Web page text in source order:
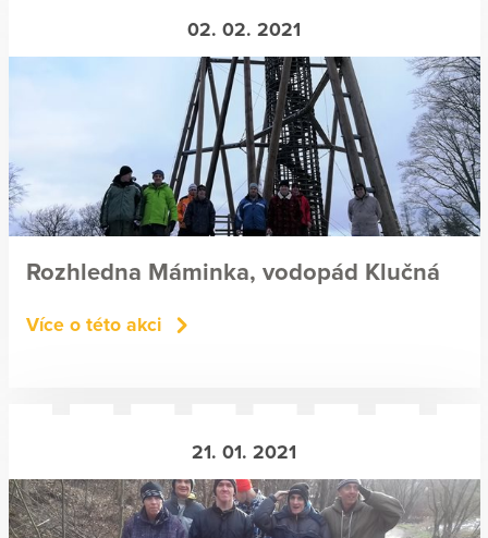
02. 02. 2021
Rozhledna Máminka, vodopád Klučná
Více o této akci
21. 01. 2021